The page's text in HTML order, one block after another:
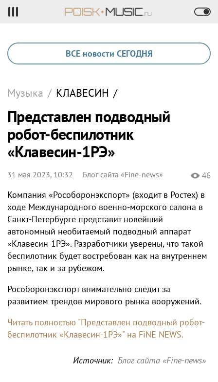
ВСЕ новости СЕГОДНЯ
Музыка / КЛАВЕСИН /
Представлен подводный
робот-беспилотник
«Клавесин-1РЭ»
31 мая 2023, 10:32 Блог сайта «Fine-news» 46
Компания «Рособоронэкспорт» (входит в Ростех) в
ходе Международного военно-морского салона в
Санкт-Петербурге представит новейший
автономный необитаемый подводный аппарат
«Клавесин-1РЭ». Разработчики уверены, что такой
беспилотник будет востребован как на внутреннем
рынке, так и за рубежом.
Рособоронэкспорт внимательно следит за
развитием трендов мирового рынка вооружений.
Читать полностью "Представлен подводный робот-
беспилотник «Клавесин-1РЭ»" на FiNE NEWS.
Источник: Блог сайта «Fine-news»